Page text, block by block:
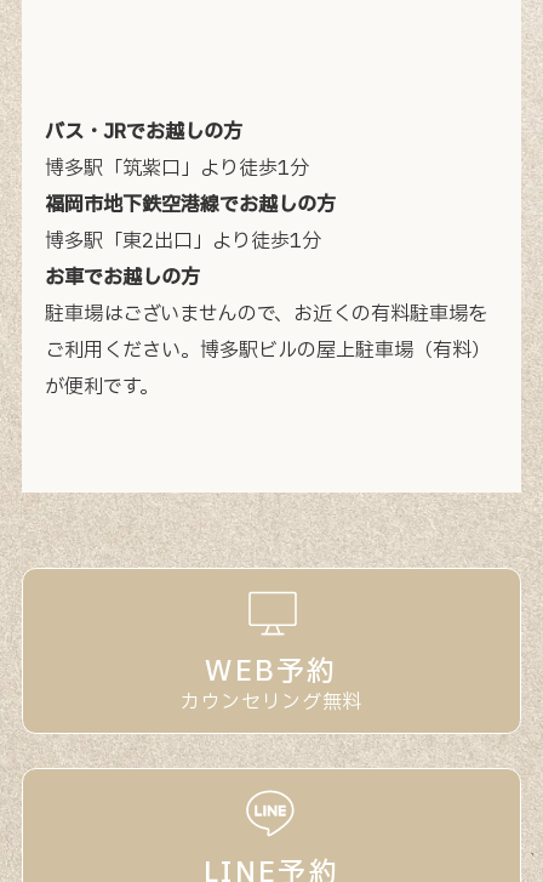
バス・JRでお越しの方
博多駅「筑紫口」より徒歩1分
福岡市地下鉄空港線でお越しの方
博多駅「東2出口」より徒歩1分
お車でお越しの方
駐車場はございませんので、お近くの有料駐車場を
ご利用ください。 博多駅ビルの屋上駐車場（有料）
が便利です。
WEB予約
カウンセリング無料